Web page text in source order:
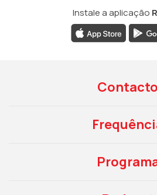
Instale a aplicação